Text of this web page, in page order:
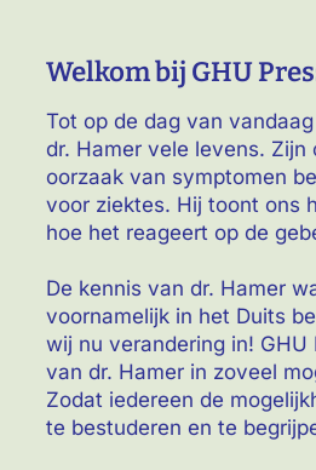
Welkom bij GHU
Tot op de dag van
dr. Hamer vele levens. Zijn
oorzaak van symptomen
voor ziektes. Hij toont ons
hoe het reageert op de
De kennis van dr. Hamer
voornamelijk in het Duits
wij nu verandering in! GHU
van dr. Hamer in zoveel
Zodat iedereen de
te bestuderen en te